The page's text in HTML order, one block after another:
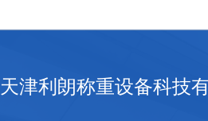
天津利朗称重设备科技